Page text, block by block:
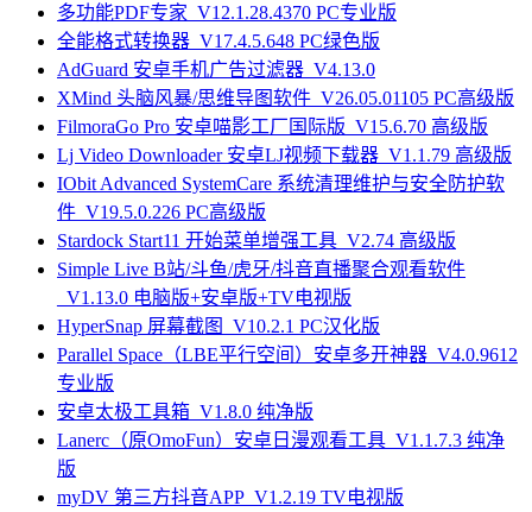
多功能PDF专家_V12.1.28.4370 PC专业版
全能格式转换器_V17.4.5.648 PC绿色版
AdGuard 安卓手机广告过滤器_V4.13.0
XMind 头脑风暴/思维导图软件_V26.05.01105 PC高级版
FilmoraGo Pro 安卓喵影工厂国际版_V15.6.70 高级版
Lj Video Downloader 安卓LJ视频下载器_V1.1.79 高级版
IObit Advanced SystemCare 系统清理维护与安全防护软
件_V19.5.0.226 PC高级版
Stardock Start11 开始菜单增强工具_V2.74 高级版
Simple Live B站/斗鱼/虎牙/抖音直播聚合观看软件
_V1.13.0 电脑版+安卓版+TV电视版
HyperSnap 屏幕截图_V10.2.1 PC汉化版
Parallel Space（LBE平行空间）安卓多开神器_V4.0.9612
专业版
安卓太极工具箱_V1.8.0 纯净版
Lanerc（原OmoFun）安卓日漫观看工具_V1.1.7.3 纯净
版
myDV 第三方抖音APP_V1.2.19 TV电视版